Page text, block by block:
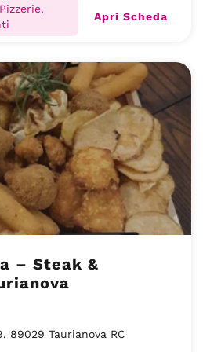
Apri Scheda
– Steak &
89029 Taurianova RC